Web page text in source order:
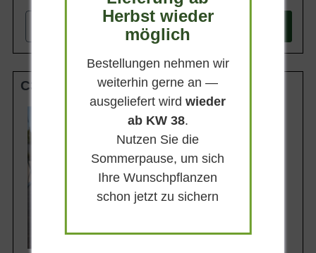
+ In den
C3
40 - 60 cm
Belaubung
Blüte
Grüngelb
Blütezeit
Lieferbar
Herbst wieder
möglich
Bestellungen nehmen wir
weiterhin gerne an —
ausgeliefert wirdwieder
ab KW 38.
Nutzen Sie die
Sommerpause, um sich
Ihre Wunschpflanzen
schon jetzt zu sichern